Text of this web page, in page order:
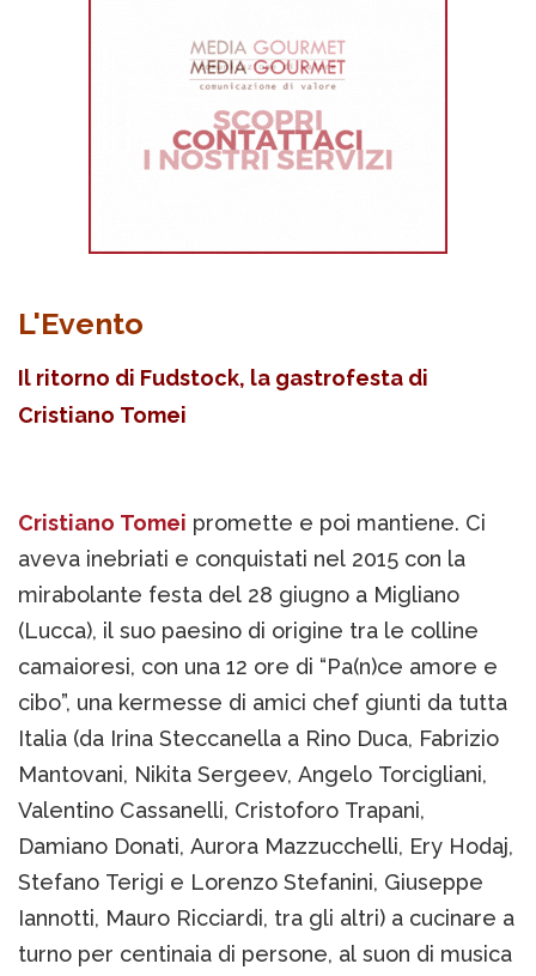
L'Evento
Il ritorno di Fudstock, la gastrofesta di
Cristiano Tomei
Cristiano Tomei promette e poi mantiene. Ci
aveva inebriati e conquistati nel 2015 con la
mirabolante festa del 28 giugno a Migliano
(Lucca), il suo paesino di origine tra le colline
camaioresi, con una 12 ore di “Pa(n)ce amore e
cibo”, una kermesse di amici chef giunti da tutta
Italia (da Irina Steccanella a Rino Duca, Fabrizio
Mantovani, Nikita Sergeev, Angelo Torcigliani,
Valentino Cassanelli, Cristoforo Trapani,
Damiano Donati, Aurora Mazzucchelli, Ery Hodaj,
Stefano Terigi e Lorenzo Stefanini, Giuseppe
Iannotti, Mauro Ricciardi, tra gli altri) a cucinare a
turno per centinaia di persone, al suon di musica